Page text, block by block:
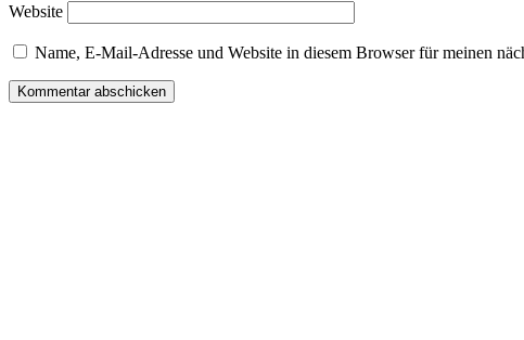
Website
Name, E-Mail-Adresse und Website in diesem Browser für meinen